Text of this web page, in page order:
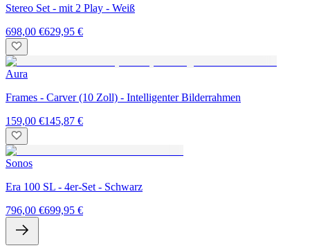
Stereo Set - mit 2 Play - Weiß
698,00 €629,95 €
Aura
Frames - Carver (10 Zoll) - Intelligenter Bilderrahmen
159,00 €145,87 €
Sonos
Era 100 SL - 4er-Set - Schwarz
796,00 €699,95 €